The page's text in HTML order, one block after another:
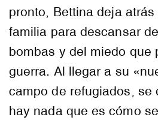
pronto, Bettina deja
familia para descansar
bombas y del miedo que
guerra. Al llegar a su
campo de refugiados, se
hay nada que es cómo